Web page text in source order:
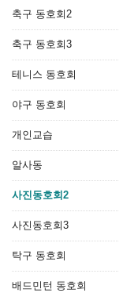
축구 동호회2
축구 동호회3
테니스 동호회
야구 동호회
개인교습
알사동
사진동호회2
사진동호회3
탁구 동호회
배드민턴 동호회